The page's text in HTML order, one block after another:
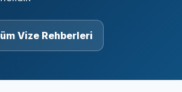
Vize Rehberleri